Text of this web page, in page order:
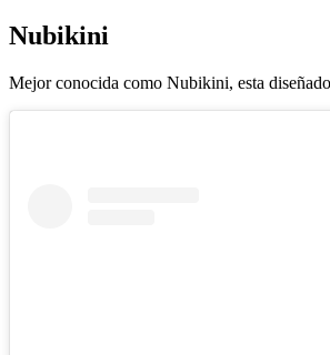
Nubikini
Mejor conocida como Nubikini, esta